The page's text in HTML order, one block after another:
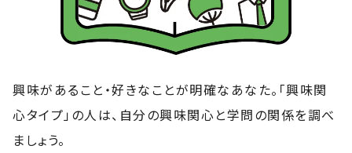
興味があること・好きなことが明確なあなた。「興味関
心タイプ」の人は、自分の興味関心と学問の関係を調べ
ましょう。